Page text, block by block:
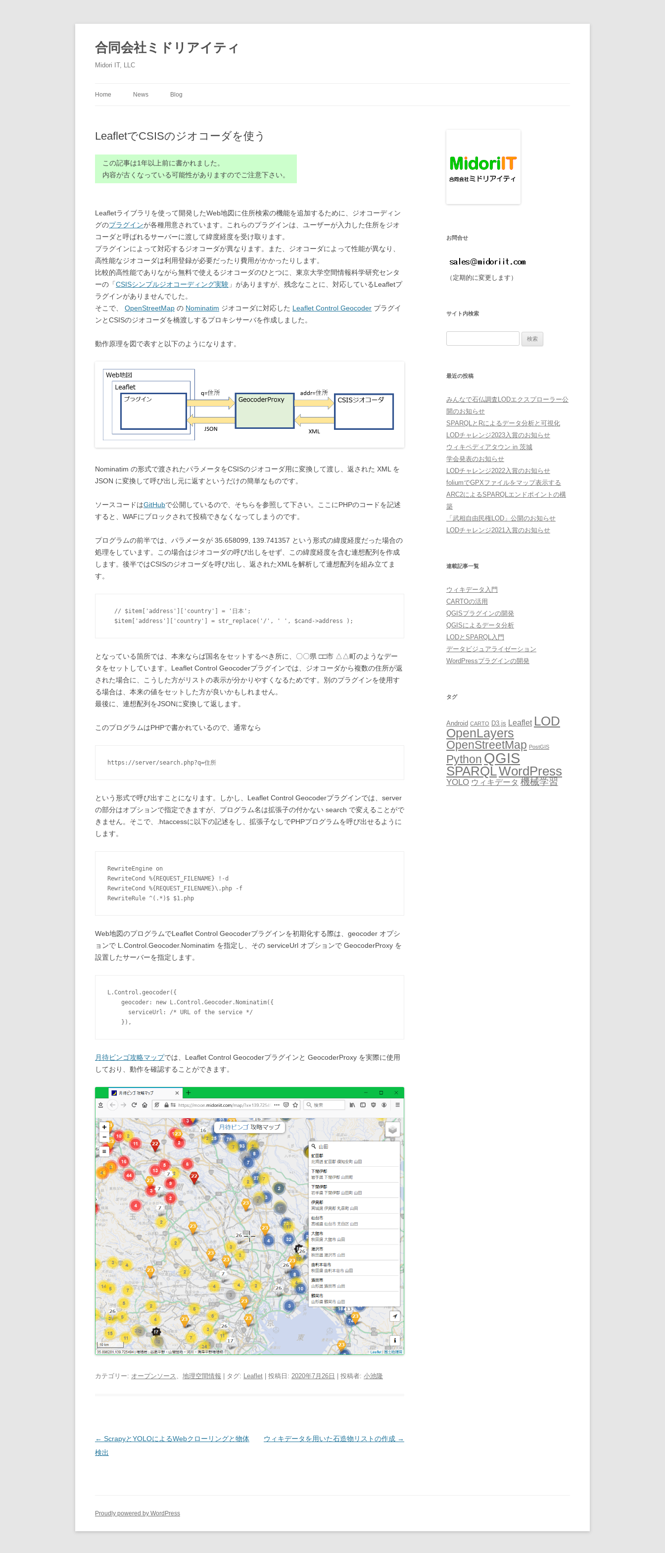
テ
ン
ツ
へ
ス
合同会社ミドリアイティ
Midori IT, LLC
Home News Blog
LeafletでCSISのジオコーダを使う
この記事は1年以上前に書かれました。
内容が古くなっている可能性がありますのでご注意下さい。
Leafletライブラリを使って開発したWeb地図に住所検索の機能を追加するために、ジオコーディン
グのプラグインが各種用意されています。これらのプラグインは、ユーザーが入力した住所をジオ
コーダと呼ばれるサーバーに渡して緯度経度を受け取ります。
プラグインによって対応するジオコーダが異なります。また、ジオコーダによって性能が異なり、
高性能なジオコーダは利用登録が必要だったり費用がかかったりします。
比較的高性能でありながら無料で使えるジオコーダのひとつに、東京大学空間情報科学研究センタ
ーの「CSISシンプルジオコーディング実験 」がありますが、残念なことに、対応しているLeafletプ
ラグインがありませんでした。
そこで、 OpenStreetMap の Nominatim ジオコーダに対応した Leaflet Control Geocoder プラグイ
ンとCSISのジオコーダを橋渡しするプロキシサーバを作成しました。
動作原理を図で表すと以下のようになります。
Nominatim の形式で渡されたパラメータをCSISのジオコーダ用に変換して渡し、返された XML を
JSON に変換して呼び出し元に返すというだけの簡単なものです。
ソースコードはGitHubで公開しているので、そちらを参照して下さい。ここにPHPのコードを記述
すると、WAFにブロックされて投稿できなくなってしまうのです。
プログラムの前半では、パラメータが 35.658099, 139.741357 という形式の緯度経度だった場合の
処理をしています。この場合はジオコーダの呼び出しをせず、この緯度経度を含む連想配列を作成
します。後半ではCSISのジオコーダを呼び出し、返されたXMLを解析して連想配列を組み立てま
す。
  // $item['address']['country'] = '日本';
となっている箇所では、本来ならば国名をセットするべき所に、〇〇県 □□市 △△町のようなデー
タをセットしています。Leaflet Control Geocoderプラグインでは、ジオコーダから複数の住所が返
された場合に、こうした方がリストの表示が分かりやすくなるためです。別のプラグインを使用す
る場合は、本来の値をセットした方が良いかもしれません。
最後に、連想配列をJSONに変換して返します。
このプログラムはPHPで書かれているので、通常なら
という形式で呼び出すことになります。しかし、Leaflet Control Geocoderプラグインでは、server
の部分はオプションで指定できますが、プログラム名は拡張子の付かない search で変えることがで
きません。そこで、.htaccessに以下の記述をし、拡張子なしでPHPプログラムを呼び出せるように
します。
RewriteEngine on
RewriteCond %{REQUEST_FILENAME} !-d
RewriteCond %{REQUEST_FILENAME}\.php -f
Web地図のプログラムでLeaflet Control Geocoderプラグインを初期化する際は、geocoder オプシ
ョンで L.Control.Geocoder.Nominatim を指定し、その serviceUrl オプションで GeocoderProxy を
設置したサーバーを指定します。
L.Control.geocoder({
    geocoder: new L.Control.Geocoder.Nominatim({
      serviceUrl: /* URL of the service */
月待ビンゴ攻略マップでは、Leaflet Control Geocoderプラグインと GeocoderProxy を実際に使用
しており、動作を確認することができます。
カテゴリー: オープンソース 地理空間情報 | タグ: Leaflet | 投稿日: 2020年7月26日 投稿者: 小池隆
投
稿
← ScrapyとYOLOによるWebクローリングと物体
検出
ウィキデータを用いた石造物リストの作成 →
お問合せ
（定期的に変更します）
サイト内検索
最近の投稿
みんなで石仏調査LODエクスプローラー公
開のお知らせ
SPARQLとRによるデータ分析と可視化
LODチャレンジ2023入賞のお知らせ
ウィキペディアタウン in 茨城
学会発表のお知らせ
LODチャレンジ2022入賞のお知らせ
foliumでGPXファイルをマップ表示する
ARC2によるSPARQLエンドポイントの構
築
「武相自由民権LOD」公開のお知らせ
LODチャレンジ2021入賞のお知らせ
連載記事一覧
ウィキデータ入門
CARTOの活用
QGISプラグインの開発
QGISによるデータ分析
LODとSPARQL入門
データビジュアライゼーション
WordPressプラグインの開発
タグ
Android CARTO D3.js Leaflet LOD
OpenLayers
OpenStreetMap PostGIS
Python QGIS
SPARQLWordPress
YOLO ウィキデータ 機械学習
Proudly powered by WordPress